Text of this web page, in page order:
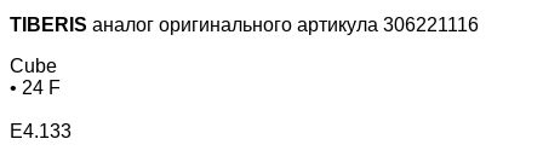
TIBERIS аналог оригинального артикула 306221116
Cube
• 24 F
E4.133